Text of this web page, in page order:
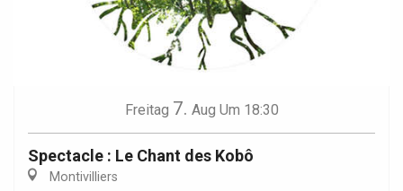
Freitag 7. Aug Um 18:30
Spectacle : Le Chant des Kobô
Montivilliers